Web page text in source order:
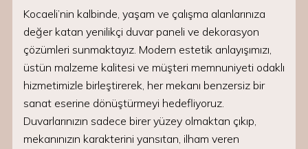
Kocaeli’nin kalbinde, yaşam ve çalışma alanlarınıza
değer katan yenilikçi duvar paneli ve dekorasyon
çözümleri sunmaktayız. Modern estetik anlayışımızı,
üstün malzeme kalitesi ve müşteri memnuniyeti odaklı
hizmetimizle birleştirerek, her mekanı benzersiz bir
sanat eserine dönüştürmeyi hedefliyoruz.
Duvarlarınızın sadece birer yüzey olmaktan çıkıp,
mekanınızın karakterini yansıtan, ilham veren